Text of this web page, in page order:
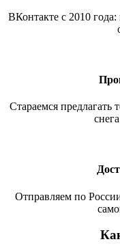
ВКонтакте с 2010
Стараемся предлагать
Отправляем по